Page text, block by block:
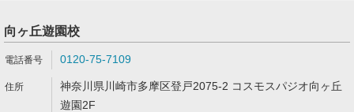
向ヶ丘遊園校
0120-75-7109
神奈川県川崎市多摩区登戸2075-2 コスモスパジオ向ヶ丘
遊園2F